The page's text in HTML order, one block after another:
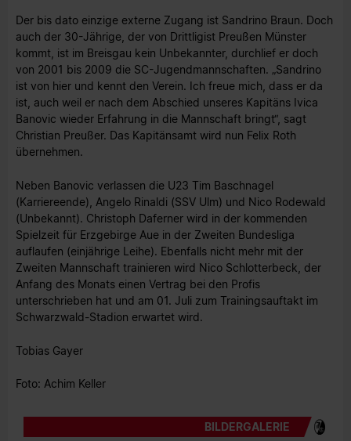
Der bis dato einzige externe Zugang ist Sandrino Braun. Doch
auch der 30-Jährige, der von Drittligist Preußen Münster
kommt, ist im Breisgau kein Unbekannter, durchlief er doch
von 2001 bis 2009 die SC-Jugendmannschaften. „Sandrino
ist von hier und kennt den Verein. Ich freue mich, dass er da
ist, auch weil er nach dem Abschied unseres Kapitäns Ivica
Banovic wieder Erfahrung in die Mannschaft bringt“, sagt
Christian Preußer. Das Kapitänsamt wird nun Felix Roth
übernehmen.
Neben Banovic verlassen die U23 Tim Baschnagel
(Karriereende), Angelo Rinaldi (SSV Ulm) und Nico Rodewald
(Unbekannt). Christoph Daferner wird in der kommenden
Spielzeit für Erzgebirge Aue in der Zweiten Bundesliga
auflaufen (einjährige Leihe). Ebenfalls nicht mehr mit der
Zweiten Mannschaft trainieren wird Nico Schlotterbeck, der
Anfang des Monats einen Vertrag bei den Profis
unterschrieben hat und am 01. Juli zum Trainingsauftakt im
Schwarzwald-Stadion erwartet wird.
Tobias Gayer
Foto: Achim Keller
BILDERGALERIE